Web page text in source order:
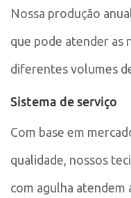
Nossa produção
que pode atender as
diferentes volumes
Sistema de serviço
Com base em
qualidade, nossos
com agulha atendem